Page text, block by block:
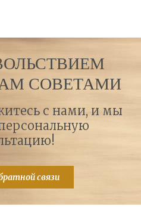
СОВЕТАМИ
с нами, и мы
связи